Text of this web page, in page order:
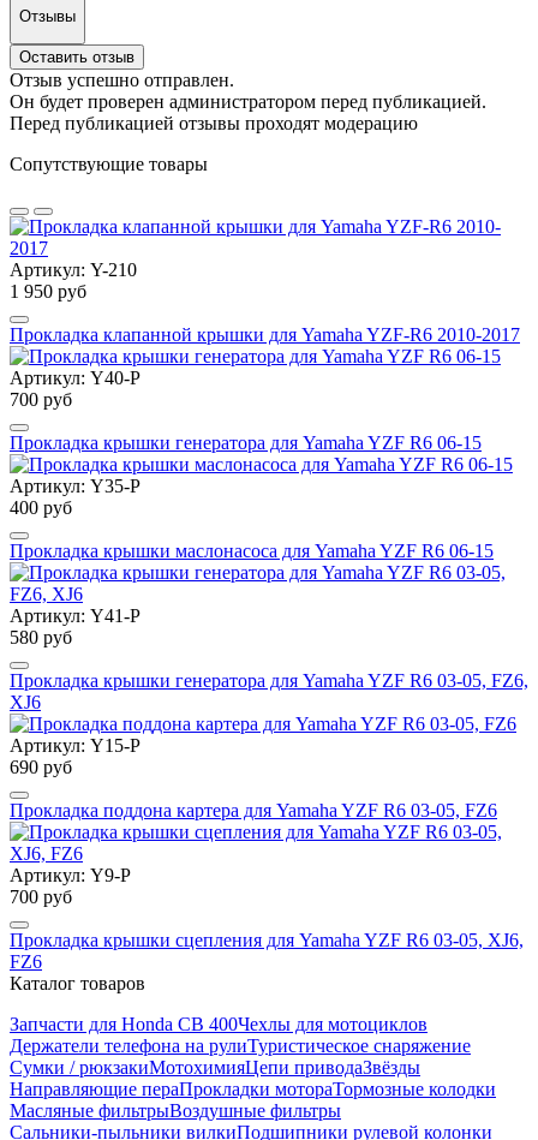
Отзывы
Оставить отзыв
Отзыв успешно отправлен.
Он будет проверен администратором перед публикацией.
Перед публикацией отзывы проходят модерацию
Сопутствующие товары
Артикул: Y-210
1 950 руб
Прокладка клапанной крышки для Yamaha YZF-R6 2010-2017
Артикул: Y40-P
700 руб
Прокладка крышки генератора для Yamaha YZF R6 06-15
Артикул: Y35-P
400 руб
Прокладка крышки маслонасоса для Yamaha YZF R6 06-15
Артикул: Y41-P
580 руб
Прокладка крышки генератора для Yamaha YZF R6 03-05, FZ6,
XJ6
Артикул: Y15-P
690 руб
Прокладка поддона картера для Yamaha YZF R6 03-05, FZ6
Артикул: Y9-P
700 руб
Прокладка крышки сцепления для Yamaha YZF R6 03-05, XJ6,
FZ6
Каталог товаров
Запчасти для Honda CB 400Чехлы для мотоциклов
Держатели телефона на рулиТуристическое снаряжение
Сумки / рюкзакиМотохимияЦепи приводаЗвёзды
Направляющие пераПрокладки мотораТормозные колодки
Масляные фильтрыВоздушные фильтры
Сальники-пыльники вилкиПодшипники рулевой колонки